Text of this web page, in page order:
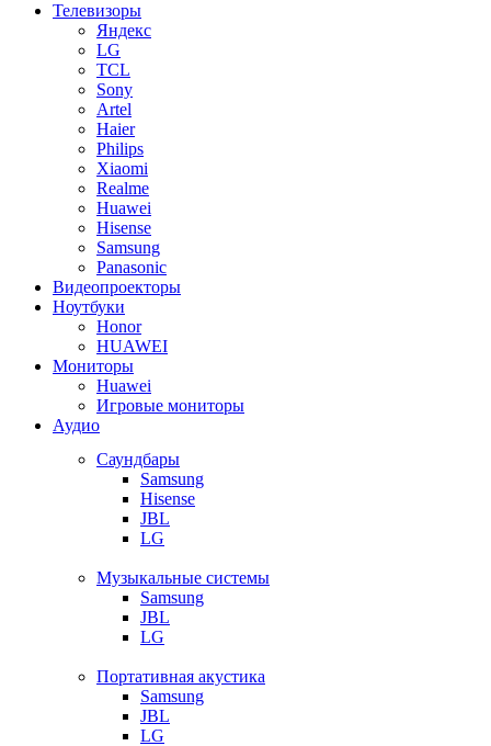
Телевизоры
Яндекс
LG
TCL
Sony
Artel
Haier
Philips
Xiaomi
Realme
Huawei
Hisense
Samsung
Panasonic
Видеопроекторы
Ноутбуки
Honor
HUAWEI
Мониторы
Huawei
Игровые мониторы
Аудио
Саундбары
Samsung
Hisense
JBL
LG
Музыкальные системы
Samsung
JBL
LG
Портативная акустика
Samsung
JBL
LG